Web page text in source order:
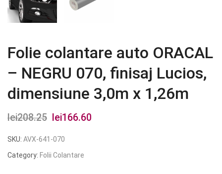
Folie colantare auto ORACAL
– NEGRU 070, finisaj Lucios,
dimensiune 3,0m x 1,26m
lei208.25
Prețul
inițial
a
lei166.60
SKU: AVX-641-070
Category: Folii Colantare